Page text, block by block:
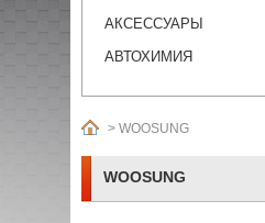
АКСЕССУАРЫ
АВТОХИМИЯ
> WOOSUNG
WOOSUNG